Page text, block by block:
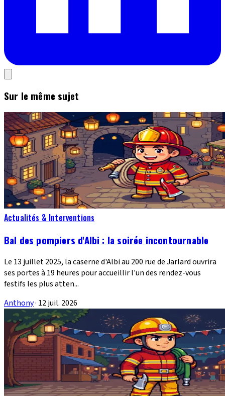
Sur le même sujet
Actualités & Interventions
Bal des pompiers d'Albi : la soirée incontournable
Le 13 juillet 2025, la caserne d'Albi au 200 rue de Jarlard ouvrira
ses portes à 19 heures pour accueillir l'un des rendez-vous
festifs les plus atten...
Anthony· 12 juil. 2026